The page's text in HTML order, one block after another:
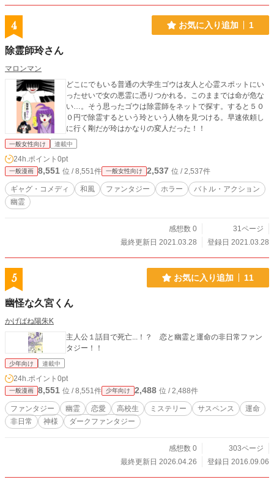
4 お気に入り追加 1
除霊師玲さん
マロンマン
どこにでもいる普通の大学生ゴウは友人と心霊スポットにい
ったせいで女の悪霊に憑りつかれる。このままでは命が危な
い…。そう思ったゴウは除霊師をネットで探す。すると５０
０円で除霊するという玲という人物を見つける。早速依頼し
に行く剛だが玲はかなりの変人だった！！
一般女性向け 連載中
24h.ポイント 0pt
一般漫画 8,551 位 / 8,551件 一般女性向け 2,537 位 / 2,537件
ギャグ・コメディ 和風 ファンタジー ホラー
バトル・アクション
幽霊
感想数 0
31ページ
最終更新日 2021.03.28
登録日 2021.03.28
5 お気に入り追加 11
幽怪な久宮くん
かげばね陽朱K
主人公１話目で死亡...！？ 恋と幽霊と運命の非日常ファン
タジー！！
少年向け 連載中
24h.ポイント 0pt
一般漫画 8,551 位 / 8,551件 少年向け 2,488 位 / 2,488件
ファンタジー 幽霊 恋愛 高校生 ミステリー サスペンス
運命
非日常
神様 ダークファンタジー
感想数 0
303ページ
最終更新日 2026.04.26
登録日 2016.09.06